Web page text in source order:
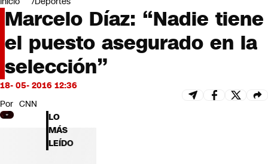
Deportes
Programas completos
Cultura
Servicios
Bits
CNN tiempo
Futuro 360
Opinión
Marcelo Díaz: “Nadie tiene
el puesto asegurado en la
selección”
18- 05- 2016 12:36
Por CNN
LO
MÁS
LEÍDO